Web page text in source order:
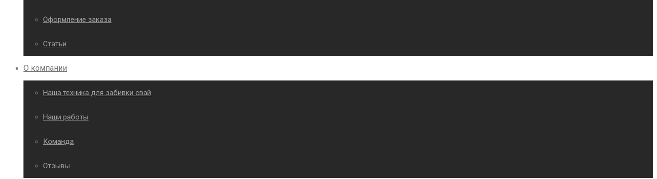
Оформление заказа
Статьи
О компании
Наша техника для забивки свай
Наши работы
Команда
Отзывы